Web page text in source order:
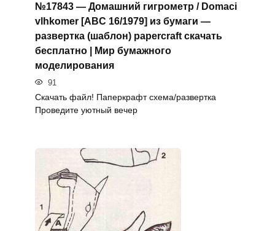
№17843 — Домашний гигрометр / Domaci
vlhkomer [ABC 16/1979] из бумаги —
развертка (шаблон) papercraft скачать
бесплатно | Мир бумажного
моделирования
91
Скачать файл! Паперкрафт схема/развертка
Проведите уютный вечер